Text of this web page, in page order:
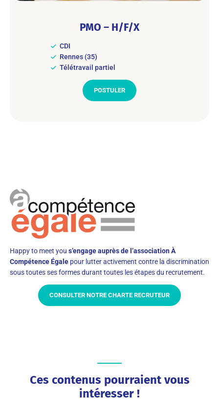
PMO – H/F/X
CDI
Rennes (35)
Télétravail partiel
POSTULER
Happy to meet you s’engage auprès de l’association À
Compétence Égale pour lutter activement contre la discrimination
sous toutes ses formes durant toutes les étapes du recrutement.
CONSULTER NOTRE CHARTE RECRUTEUR
Ces contenus pourraient vous
intéresser !